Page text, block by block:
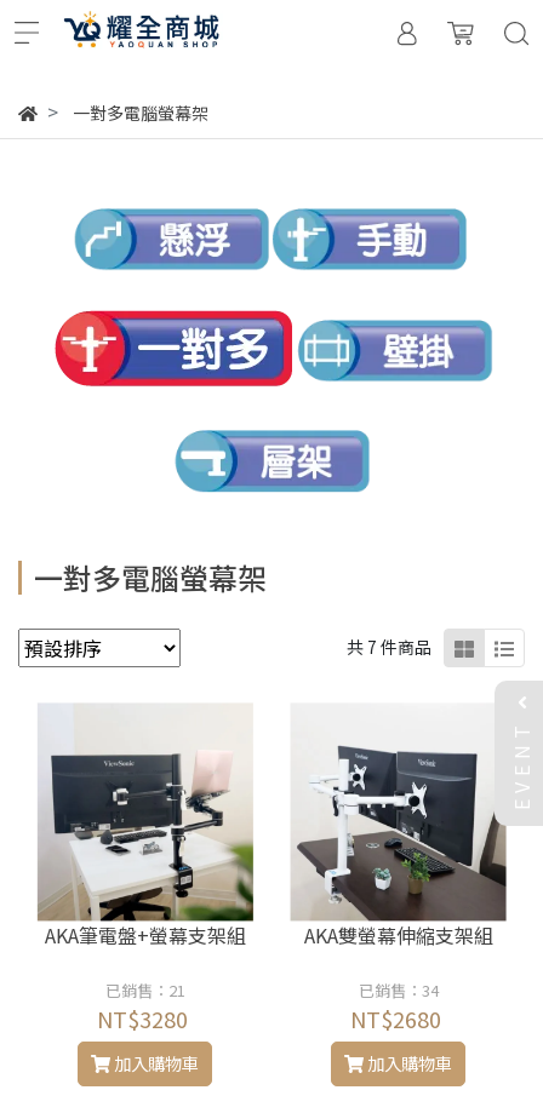
一對多電腦螢幕架
一對多電腦螢幕架
共 7 件商品
AKA筆電盤+螢幕支架組
已銷售：21
NT$3280
加入購物車
AKA雙螢幕伸縮支架組
已銷售：34
NT$2680
加入購物車
EVENT